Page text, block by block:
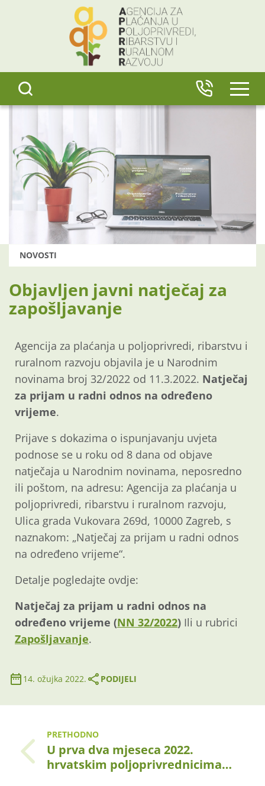
NOVOSTI
Objavljen javni natječaj za
zapošljavanje
Agencija za plaćanja u poljoprivredi, ribarstvu i
ruralnom razvoju objavila je u Narodnim
novinama broj 32/2022 od 11.3.2022. Natječaj
za prijam u radni odnos na određeno
vrijeme.
Prijave s dokazima o ispunjavanju uvjeta
podnose se u roku od 8 dana od objave
natječaja u Narodnim novinama, neposredno
ili poštom, na adresu: Agencija za plaćanja u
poljoprivredi, ribarstvu i ruralnom razvoju,
Ulica grada Vukovara 269d, 10000 Zagreb, s
naznakom: „Natječaj za prijam u radni odnos
na određeno vrijeme“.
Detalje pogledajte ovdje:
Natječaj za prijam u radni odnos na
određeno vrijeme (NN 32/2022) Ili u rubrici
Zapošljavanje.
14. ožujka 2022. PODIJELI
PRETHODNO
U prva dva mjeseca 2022.
hrvatskim poljoprivrednicima…